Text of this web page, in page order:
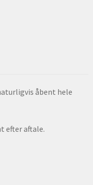
åbent hele
efter aftale.